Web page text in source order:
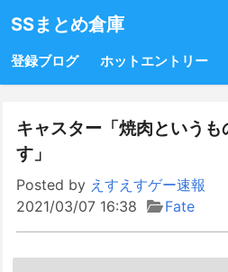
SSまとめ倉庫
登録ブログ ホットエントリー
キャスター「焼肉というも
す」
Posted by えすえすゲー速報
2021/03/07 16:38
Fate